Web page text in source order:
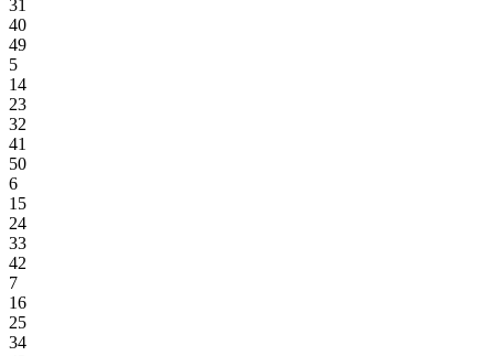
31
40
49
5
14
23
32
41
50
6
15
24
33
42
7
16
25
34